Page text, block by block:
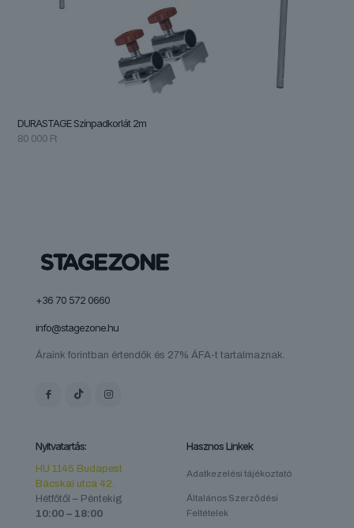
DURASTAGE Színpadkorlát 2m
80 000 Ft
+36 70 572 0660
info@stagezone.hu
Áraink forintban értendők és 27% ÁFA-t tartalmaznak.
Nyitvatartás:
HU 1145 Budapest
Bácskai utca 42.
Hétfőtől – Péntekig
10:00 – 18:00
Hasznos Linkek
Adatkezelési tájékoztató
Általános Szerződési
Feltételek